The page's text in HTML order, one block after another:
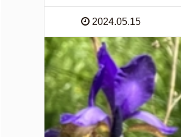
2024.05.15